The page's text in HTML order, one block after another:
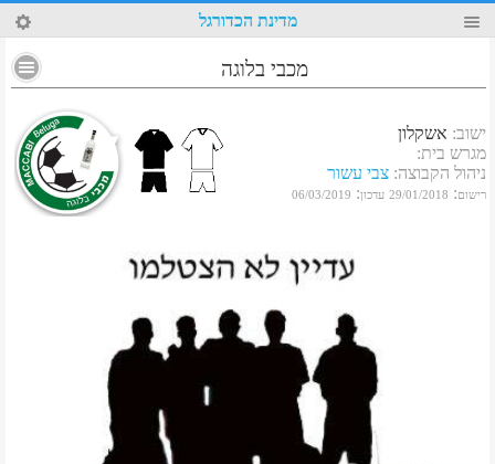
92 מדינת הכדורגל
מכבי בלוגה
ישוב: אשקלון
מגרש בית:
ניהול הקבוצה: צבי עשור
רישום:
29/01/2018 עדכון:
06/03/2019